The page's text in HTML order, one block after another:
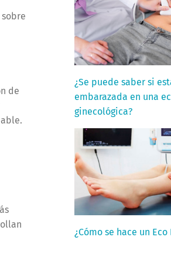
de
¿Se puede saber si
embarazada en una
ginecológica?
¿Cómo se hace un